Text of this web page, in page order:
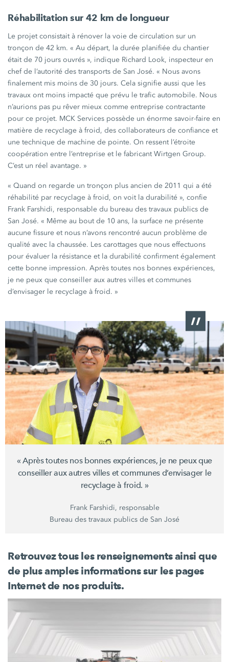
Réhabilitation sur 42 km de longueur
Le projet consistait à rénover la voie de circulation sur un
tronçon de42 km. « Au départ, la durée planifiée du chantier
était de 70 joursouvrés », indique Richard Look, inspecteur en
chef de l’autorité des transports de San José. « Nous avons
finalement mis moins de 30 jours. Cela signifie aussi que les
travaux ont moins impacté que prévu le trafic automobile. Nous
n’aurions pas pu rêver mieux comme entreprise contractante
pour ce projet. MCK Services possède un énorme savoir-faire en
matière de recyclage à froid, des collaborateurs de confiance et
une technique de machine de pointe. On ressent l’étroite
coopération entre l’entreprise et le fabricantWirtgen Group.
C’est un réelavantage. »
« Quand on regarde un tronçon plus ancien de 2011 qui a été
réhabilité par recyclage à froid, on voit ladurabilité », confie
Frank Farshidi, responsable du bureau des travaux publics de
San José. « Même au bout de 10 ans, la surface ne présente
aucune fissure et nous n’avons rencontré aucun problème de
qualité avec la chaussée. Les carottages que nous effectuons
pour évaluer la résistance et la durabilité confirment également
cette bonne impression. Après toutes nos bonnes expériences,
je ne peux que conseiller aux autres villes et communes
d’envisager le recyclage àfroid. »
« Après toutes nos bonnes expériences, je ne peux que
conseiller aux autres villes et communes d’envisager le
recyclage à froid. »
Frank Farshidi, responsable
Bureau des travaux publics de San José
Retrouvez tous les renseignements ainsi que
de plus amples informations sur les pages
Internet de nos produits.